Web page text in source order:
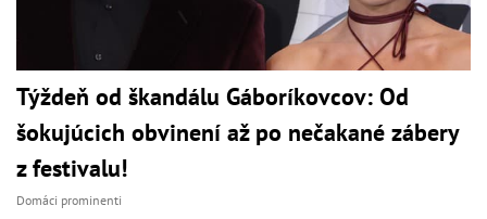
Týždeň od škandálu Gáboríkovcov: Od
šokujúcich obvinení až po nečakané zábery
z festivalu!
Domáci prominenti